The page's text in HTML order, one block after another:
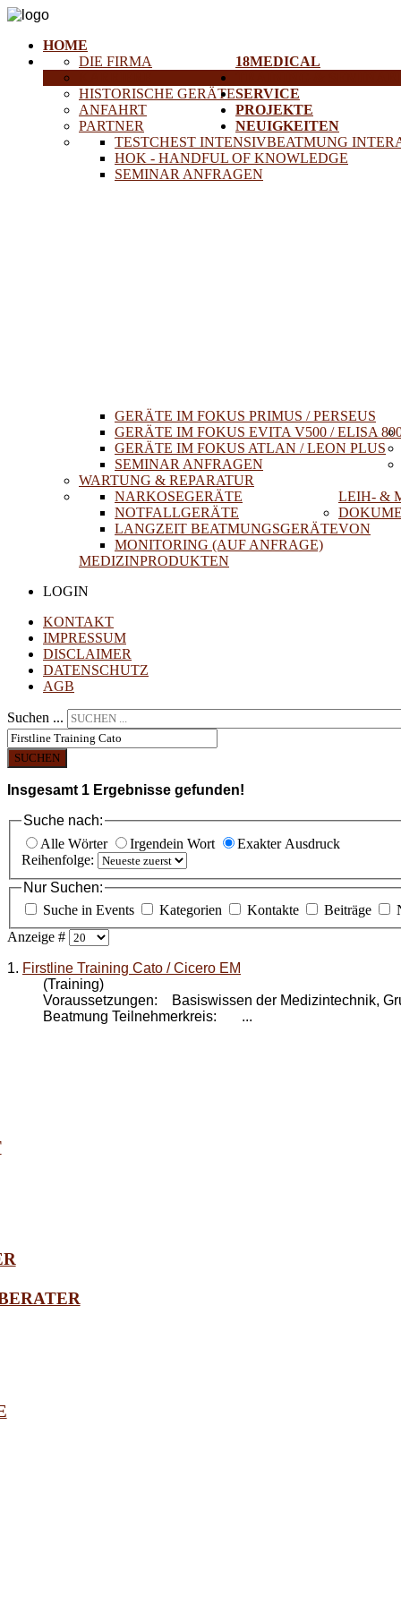
HOME
18MEDICAL
DIE FIRMA
HISTORISCHE GERÄTE
ANFAHRT
PARTNER
TESTCHEST INTENSIVBEATMUNG
HOK - HANDFUL OF KNOWLEDGE
SEMINAR ANFRAGEN
GERÄTE IM FOKUS PRIMUS / PERSEUS
GERÄTE IM FOKUS EVITA V500 / ELISA
GERÄTE IM FOKUS ATLAN / LEON PLUS
SEMINAR ANFRAGEN
SERVICE
WARTUNG & REPARATUR
LEIH- &
NARKOSEGERÄTE
NOTFALLGERÄTE
LANGZEIT BEATMUNGSGERÄTE
MONITORING (AUF ANFRAGE)
VON
MEDIZINPRODUKTEN
PROJEKTE
NEUIGKEITEN
LOGIN
KONTAKT
IMPRESSUM
DISCLAIMER
DATENSCHUTZ
AGB
Suchen ...
SUCHEN
Insgesamt 1 Ergebnisse gefunden!
Suche nach:
Alle Wörter
Irgendein Wort
Exakter Ausdruck
Reihenfolge:
Nur Suchen:
Suche in Events
Kategorien Kontakte Beiträge
Anzeige #
1. Firstline Training Cato / Cicero EM
(Training)
Voraussetzungen: Basiswissen der Medizintechnik,
Beatmung Teilnehmerkreis: ...